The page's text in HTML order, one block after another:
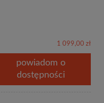
1 099,00 zł
powiadom o
dostępności